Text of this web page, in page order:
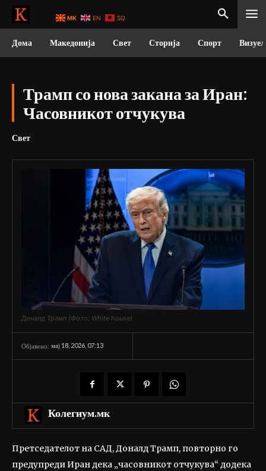
Дома Македонија Свет Сторија Спорт
Трамп со нова закана за Иран:
Часовникот отчукува
Свет
Доналд Трамп (Фото: White house)
Објавено: мај 18, 2026, 07:13
Колегиум.мк
Претседателот на САД, Доналд Трамп, повторно го
предупреди Иран дека „часовникот отчукува“ додека
MK EN SQ